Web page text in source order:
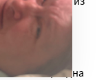
ставить на
есть еще одна